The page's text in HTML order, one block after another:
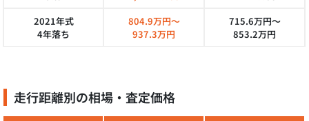
2021年式
4年落ち
804.9万円～
937.3万円
715.6万円～
853.2万円
走行距離別の相場・査定価格